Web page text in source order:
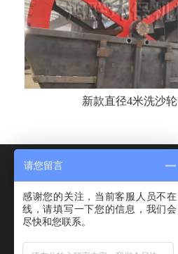
新款直径4米洗沙轮
请您留言
感谢您的关注，当前客服人员不在
线，请填写一下您的信息，我们会
尽快和您联系。